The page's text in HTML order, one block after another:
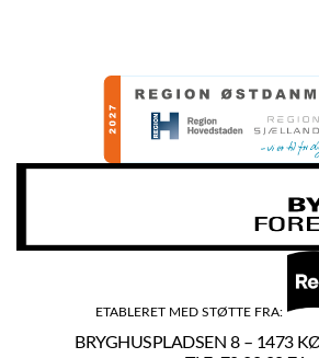
ETABLERET MED STØTTE FRA:
BRYGHUSPLADSEN 8 – 1473